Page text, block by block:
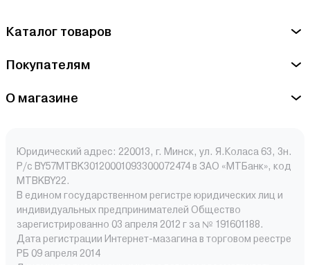
Каталог товаров
Покупателям
О магазине
Юридический адрес: 220013, г. Минск, ул. Я.Коласа 63, 3н.
Р/с BY57MTBK30120001093300072474 в ЗАО «МТБанк», код
MTBKBY22.
В едином государственном регистре юридических лиц и
индивидуальных предпринимателей Общество
зарегистрированно 03 апреля 2012 г за № 191601188.
Дата регистрации Интернет-мазагина в торговом реестре
РБ 09 апреля 2014